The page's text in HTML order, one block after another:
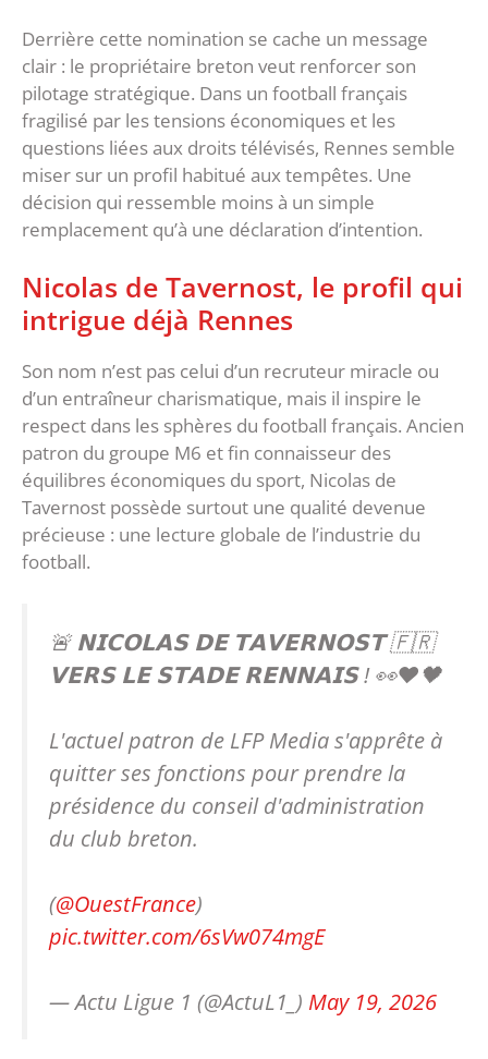
‎Derrière cette nomination se cache un message
clair : le propriétaire breton veut renforcer son
pilotage stratégique. Dans un football français
fragilisé par les tensions économiques et les
questions liées aux droits télévisés, Rennes semble
miser sur un profil habitué aux tempêtes. Une
décision qui ressemble moins à un simple
remplacement qu’à une déclaration d’intention.
‎Nicolas de Tavernost, le profil qui
intrigue déjà Rennes
‎Son nom n’est pas celui d’un recruteur miracle ou
d’un entraîneur charismatique, mais il inspire le
respect dans les sphères du football français. Ancien
patron du groupe M6 et fin connaisseur des
équilibres économiques du sport, Nicolas de
Tavernost possède surtout une qualité devenue
précieuse : une lecture globale de l’industrie du
football.
🚨 𝗡𝗜𝗖𝗢𝗟𝗔𝗦 𝗗𝗘 𝗧𝗔𝗩𝗘𝗥𝗡𝗢𝗦𝗧 🇫🇷
𝗩𝗘𝗥𝗦 𝗟𝗘 𝗦𝗧𝗔𝗗𝗘 𝗥𝗘𝗡𝗡𝗔𝗜𝗦 ! 👀❤️🖤
L'actuel patron de LFP Media s'apprête à
quitter ses fonctions pour prendre la
présidence du conseil d'administration
du club breton.
(@OuestFrance)
pic.twitter.com/6sVw074mgE
— Actu Ligue 1 (@ActuL1_) May 19, 2026